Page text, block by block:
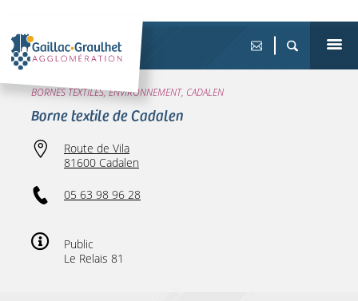
BORNES TEXTILES, ENVIRONNEMENT, CADALEN
Borne textile de Cadalen
Route de Vila
81600 Cadalen
05 63 98 96 28
Public
Le Relais 81